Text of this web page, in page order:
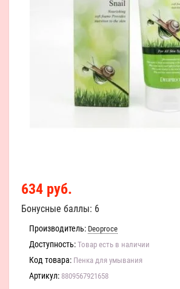
634 руб.
Бонусные баллы: 6
Производитель: Deoproce
Доступность: Товар есть в наличии
Код товара: Пенка для умывания
Артикул: 8809567921658